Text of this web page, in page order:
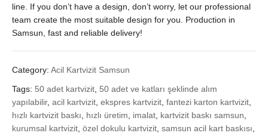
line. If you don’t have a design, don’t worry, let our professional
team create the most suitable design for you. Production in
Samsun, fast and reliable delivery!
Category: Acil Kartvizit Samsun
Tags: 50 adet kartvizit 50 adet ve katları şeklinde alım
yapılabilir, acil kartvizit ekspres kartvizit fantezi karton kartvizit
hızlı kartvizit baskı
hızlı üretim imalat kartvizit baskı samsun
kurumsal kartvizit özel dokulu kartvizit samsun acil kart baskısı